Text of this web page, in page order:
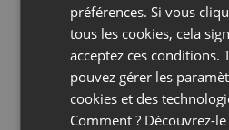
préférences. Si vous
tous les cookies, cela
acceptez ces conditions.
pouvez gérer les
cookies et des
Comment ? Découvrez-le